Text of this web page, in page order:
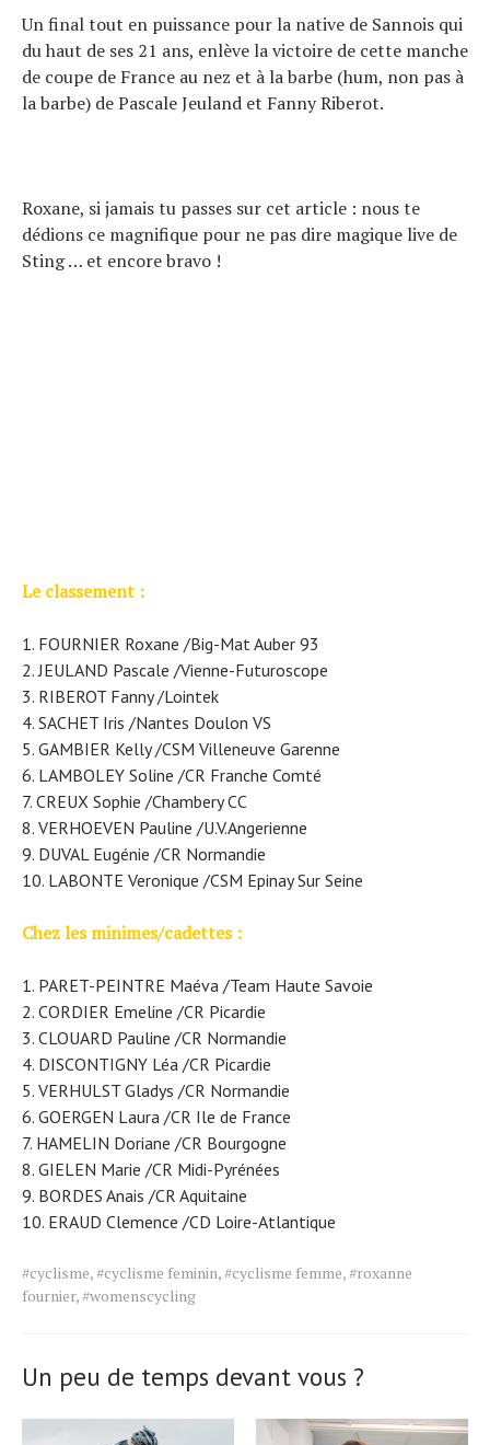
Un final tout en puissance pour la native de Sannois qui
du haut de ses 21 ans, enlève la victoire de cette manche
de coupe de France au nez et à la barbe (hum, non pas à
la barbe) de Pascale Jeuland et Fanny Riberot.
Roxane, si jamais tu passes sur cet article : nous te
dédions ce magnifique pour ne pas dire magique live de
Sting … et encore bravo !
Le classement :
FOURNIER Roxane /Big-Mat Auber 93
JEULAND Pascale /Vienne-Futuroscope
RIBEROT Fanny /Lointek
SACHET Iris /Nantes Doulon VS
GAMBIER Kelly /CSM Villeneuve Garenne
LAMBOLEY Soline /CR Franche Comté
CREUX Sophie /Chambery CC
VERHOEVEN Pauline /U.V.Angerienne
DUVAL Eugénie /CR Normandie
LABONTE Veronique /CSM Epinay Sur Seine
Chez les minimes/cadettes :
PARET-PEINTRE Maéva /Team Haute Savoie
CORDIER Emeline /CR Picardie
CLOUARD Pauline /CR Normandie
DISCONTIGNY Léa /CR Picardie
VERHULST Gladys /CR Normandie
GOERGEN Laura /CR Ile de France
HAMELIN Doriane /CR Bourgogne
GIELEN Marie /CR Midi-Pyrénées
BORDES Anais /CR Aquitaine
ERAUD Clemence /CD Loire-Atlantique
Tags
for
#cyclisme,#cyclisme feminin,#cyclisme femme,#roxanne
fournier,#womenscycling
Un peu de temps devant vous ?